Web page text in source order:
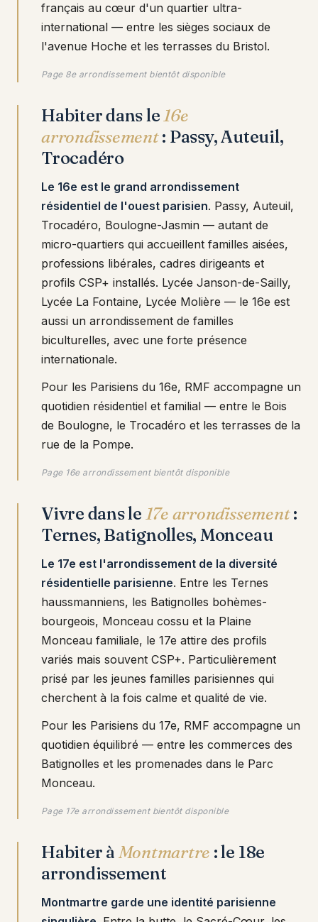
français au cœur d'un quartier ultra-
international — entre les sièges sociaux de
l'avenue Hoche et les terrasses du Bristol.
Page 8e arrondissement bientôt disponible
Habiter dans le16e
arrondissement: Passy, Auteuil,
Trocadéro
Le 16e est le grand arrondissement
résidentiel de l'ouest parisien. Passy, Auteuil,
Trocadéro, Boulogne-Jasmin — autant de
micro-quartiers qui accueillent familles aisées,
professions libérales, cadres dirigeants et
profils CSP+ installés. Lycée Janson-de-Sailly,
Lycée La Fontaine, Lycée Molière — le 16e est
aussi un arrondissement de familles
biculturelles, avec une forte présence
internationale.
Pour les Parisiens du 16e, RMF accompagne un
quotidien résidentiel et familial — entre le Bois
de Boulogne, le Trocadéro et les terrasses de la
rue de la Pompe.
Page 16e arrondissement bientôt disponible
Vivre dans le 17e arrondissement:
Ternes, Batignolles, Monceau
Le 17e est l'arrondissement de la diversité
résidentielle parisienne. Entre les Ternes
haussmanniens, les Batignolles bohèmes-
bourgeois, Monceau cossu et la Plaine
Monceau familiale, le 17e attire des profils
variés mais souvent CSP+. Particulièrement
prisé par les jeunes familles parisiennes qui
cherchent à la fois calme et qualité de vie.
Pour les Parisiens du 17e, RMF accompagne un
quotidien équilibré — entre les commerces des
Batignolles et les promenades dans le Parc
Monceau.
Page 17e arrondissement bientôt disponible
Habiter à Montmartre : le 18e
arrondissement
Montmartre garde une identité parisienne